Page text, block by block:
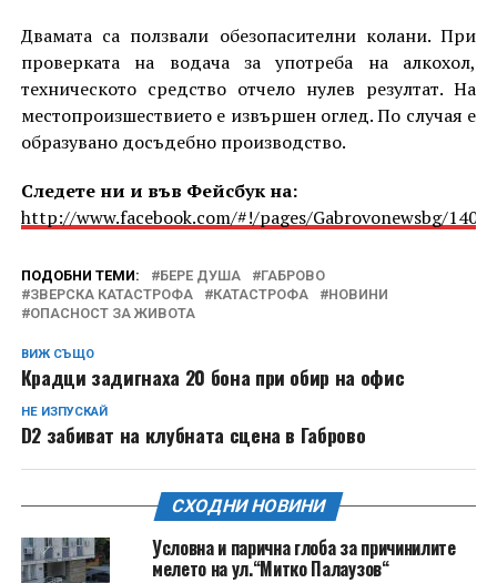
Двамата са ползвали обезопасителни колани. При
проверката на водача за употреба на алкохол,
техническото средство отчело нулев резултат. На
местопроизшествието е извършен оглед. По случая е
образувано досъдебно производство.
Следете ни и във Фейсбук на:
http://www.facebook.com/#!/pages/Gabrovonewsbg/
ПОДОБНИ ТЕМИ: БЕРЕ ДУША
ГАБРОВО
ЗВЕРСКА КАТАСТРОФА
КАТАСТРОФА
НОВИНИ
ОПАСНОСТ ЗА ЖИВОТА
ВИЖ СЪЩО
Крадци задигнаха 20 бона при обир на офис
НЕ ИЗПУСКАЙ
D2 забиват на клубната сцена в Габрово
СХОДНИ НОВИНИ
Условна и парична глоба за причинилите
мелето на ул.“Митко Палаузов“